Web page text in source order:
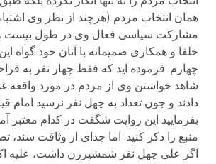
همان انتخاب مردم (هرچند از نظر وی
مشارکت سیاسی فعال وی در طول بیست و
چهارم. فرموده اید که فقط چهار نفر به
شاهد خواستن وی از مردم در مورد واقعه
دادند و چون تعداد به چهل نفر نرسید امام
بفرمایید این روایت شگفت در کدام معتبر
منبع را دکر کنید. اما جدای از وثاقت سند،
اگر علی چهل نفر شمشیرزن داشت، علیه